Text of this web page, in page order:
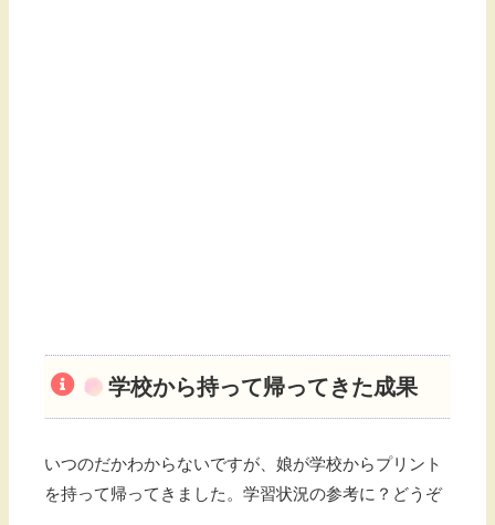
学校から持って帰ってきた成果
いつのだかわからないですが、娘が学校からプリント
を持って帰ってきました。学習状況の参考に？どうぞ